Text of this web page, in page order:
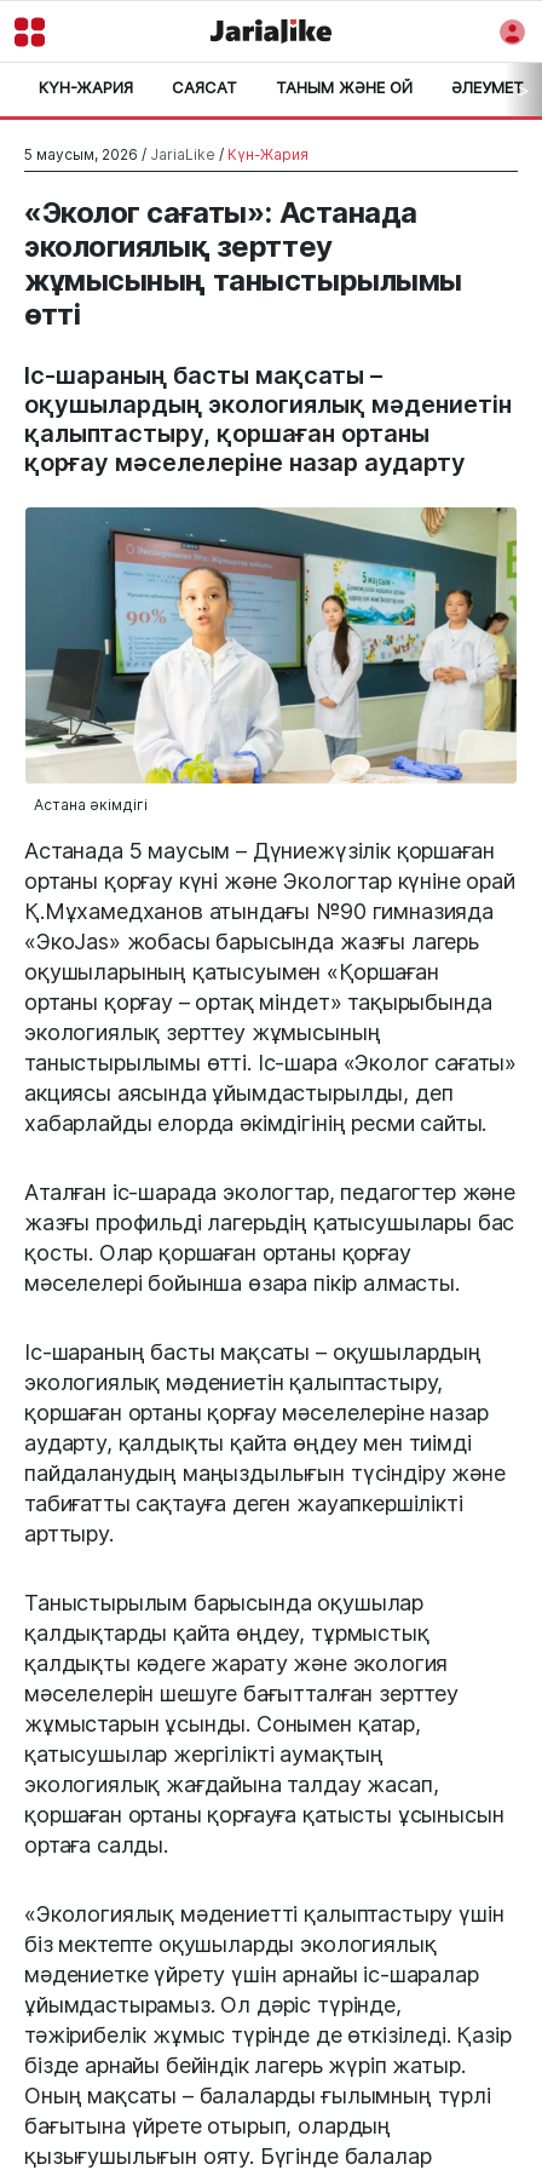
КҮН-ЖАРИЯ САЯСАТ ТАНЫМ ЖӘНЕ ОЙ ӘЛЕУМЕТ>
5 маусым, 2026 / JariaLike / Күн-Жария
«Эколог сағаты»: Астанада
экологиялық зерттеу
жұмысының таныстырылымы
өтті
Іс-шараның басты мақсаты –
оқушылардың экологиялық мәдениетін
қалыптастыру, қоршаған ортаны
қорғау мәселелеріне назар аударту
Астана әкімдігі
Астанада 5 маусым – Дүниежүзілік қоршаған
ортаны қорғау күні және Экологтар күніне орай
Қ.Мұхамедханов атындағы №90 гимназияда
«ЭкоJas» жобасы барысында жазғы лагерь
оқушыларының қатысуымен «Қоршаған
ортаны қорғау – ортақ міндет» тақырыбында
экологиялық зерттеу жұмысының
таныстырылымы өтті. Іс-шара «Эколог сағаты»
акциясы аясында ұйымдастырылды, деп
хабарлайды елорда әкімдігінің ресми сайты.
Аталған іс-шарада экологтар, педагогтер және
жазғы профильді лагерьдің қатысушылары бас
қосты. Олар қоршаған ортаны қорғау
мәселелері бойынша өзара пікір алмасты.
Іс-шараның басты мақсаты – оқушылардың
экологиялық мәдениетін қалыптастыру,
қоршаған ортаны қорғау мәселелеріне назар
аударту, қалдықты қайта өңдеу мен тиімді
пайдаланудың маңыздылығын түсіндіру және
табиғатты сақтауға деген жауапкершілікті
арттыру.
Таныстырылым барысында оқушылар
қалдықтарды қайта өңдеу, тұрмыстық
қалдықты кәдеге жарату және экология
мәселелерін шешуге бағытталған зерттеу
жұмыстарын ұсынды. Сонымен қатар,
қатысушылар жергілікті аумақтың
экологиялық жағдайына талдау жасап,
қоршаған ортаны қорғауға қатысты ұсынысын
ортаға салды.
«Экологиялық мәдениетті қалыптастыру үшін
біз мектепте оқушыларды экологиялық
мәдениетке үйрету үшін арнайы іс-шаралар
ұйымдастырамыз. Ол дәріс түрінде,
тәжірибелік жұмыс түрінде де өткізіледі. Қазір
бізде арнайы бейіндік лагерь жүріп жатыр.
Оның мақсаты – балаларды ғылымның түрлі
бағытына үйрете отырып, олардың
қызығушылығын ояту. Бүгінде балалар